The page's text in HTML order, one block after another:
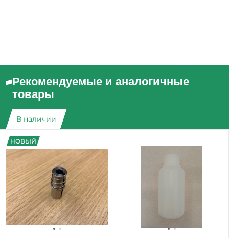
Рекомендуемые и аналогичные
товары
В наличии
НОВЫЙ